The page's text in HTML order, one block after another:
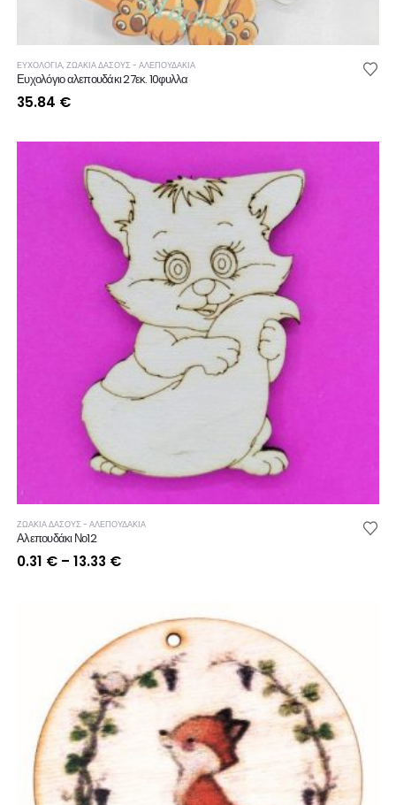
ΕΥΧΟΛΟΓΙΑ,ΖΩΑΚΙΑ ΔΑΣΟΥΣ - ΑΛΕΠΟΥΔΑΚΙΑ
Ευχολόγιο αλεπουδάκι 27εκ. 10φυλλα
35.84 €
ΖΩΑΚΙΑ ΔΑΣΟΥΣ - ΑΛΕΠΟΥΔΑΚΙΑ
Αλεπουδάκι Νο12
0.31 € – 13.33 €Price